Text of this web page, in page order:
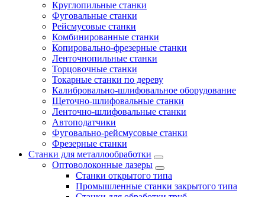
Круглопильные станки
Фуговальные станки
Рейсмусовые станки
Комбинированные станки
Копировально-фрезерные станки
Ленточнопильные станки
Торцовочные станки
Токарные станки по дереву
Калибровально-шлифовальное оборудование
Щеточно-шлифовальные станки
Ленточно-шлифовальные станки
Автоподатчики
Фуговально-рейсмусовые станки
Фрезерные станки
Станки для металлообработки
Оптоволоконные лазеры
Станки открытого типа
Промышленные станки закрытого типа